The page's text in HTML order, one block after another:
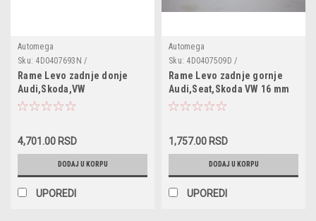
Automega
Sku: 4D0407693N /
3040706934D0N / 110060210
Rame Levo zadnje donje
Audi,Skoda,VW
4,701.00 RSD
DODAJ U KORPU
UPOREDI
Automega
Sku: 4D0407509D /
1040705094D0D
Rame Levo zadnje gornje
Audi,Seat,Skoda VW 16 mm
1,757.00 RSD
DODAJ U KORPU
UPOREDI